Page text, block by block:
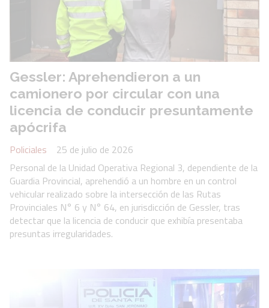
Gessler: Aprehendieron a un
camionero por circular con una
licencia de conducir presuntamente
apócrifa
Policiales
25 de julio de 2026
Personal de la Unidad Operativa Regional 3, dependiente de la
Guardia Provincial, aprehendió a un hombre en un control
vehicular realizado sobre la intersección de las Rutas
Provinciales N° 6 y N° 64, en jurisdicción de Gessler, tras
detectar que la licencia de conducir que exhibía presentaba
presuntas irregularidades.